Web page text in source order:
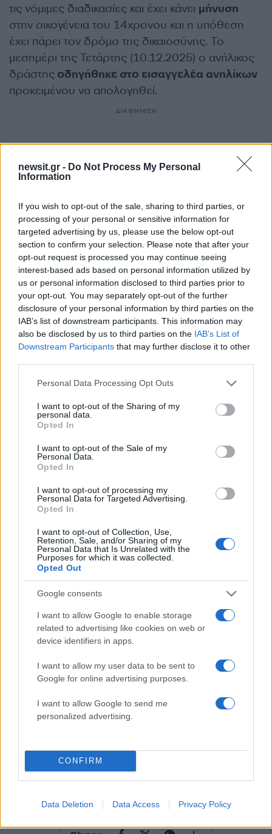
newsit.gr - Do Not Process My Personal
Information
If you wish to opt-out of the sale, sharing to third parties, or
processing of your personal or sensitive information for
targeted advertising by us, please use the below opt-out
section to confirm your selection. Please note that after your
opt-out request is processed you may continue seeing
interest-based ads based on personal information utilized by
us or personal information disclosed to third parties prior to
your opt-out. You may separately opt-out of the further
disclosure of your personal information by third parties on the
IAB’s list of downstream participants. This information may
also be disclosed by us to third parties on the IAB’s List of
Downstream Participants that may further disclose it to other
Please note that this website/app uses one or more Google
not limited to your visit or usage behaviour. You may click to
grant or deny consent to Google and its third-party tags to
use your data for below specified purposes in below Google
consent section.
Personal Data Processing Opt Outs
I want to opt-out of the Sharing of my
personal data.
Opted In
I want to opt-out of the Sale of my
Personal Data.
Opted In
I want to opt-out of processing my
Personal Data for Targeted Advertising.
Opted In
I want to opt-out of Collection, Use,
Retention, Sale, and/or Sharing of my
Personal Data that Is Unrelated with the
Purposes for which it was collected.
Opted Out
Google consents
I want to allow Google to enable storage
related to advertising like cookies on web or
device identifiers in apps.
I want to allow my user data to be sent to
Google for online advertising purposes.
I want to allow Google to send me
personalized advertising.
CONFIRM
Data Deletion Data Access Privacy Policy
τις νόμιμες διαδικασίες και έχει κάνει μήνυση
στην οικογένεια του 14χρονου και η υπόθεση
έχει πάρει τον δρόμο της δικαιοσύνης. Το
μεσημέρι της Τετάρτης (10.12.2025) ο ανήλικος
δράστης οδηγήθηκε στο εισαγγελέα ανηλίκων
προκειμένου να απολογηθεί.
ΔΙΑΦΗΜΙΣΗ
Σχόλια
Όροι Χρήσης. Το site προστατεύεται από reCAPTCHA, ισχύουν
Πολιτική Απορρήτου&Όροι Χρήσης
ΑΜΑΛΙΑΔΑ
ΕΚΦΟΒΙΣΜΟΣ
Αν τα χάσατε
Ανησυχία από το ξέσπασμα
με κρούσματα στην Αττική
- «Καμπανάκι» από τον
Ιατρικό Σύλλογο Αθηνών
δημόσιας υγείας
πόσο να πληρώσει
ασελγήσει σε
επιχείρησης